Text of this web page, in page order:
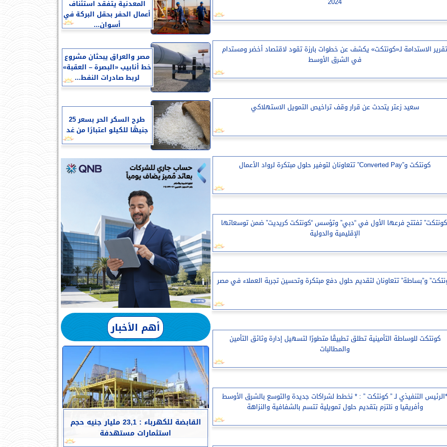
الاستدامة لـ«كونتكت» يكشف عن خطوات بارزة تقود لاقتصاد أخضر ومستدام
في الشرق الأوسط
سعيد زعتر يتحدث عن قرار وقف تراخيص التمويل الاستهلاكي
كونتكت و”Converted Pay” تتعاونان لتوفير حلول مبتكرة لرواد الأعمال
تفتتح فرعها الأول في “دبي” وتؤسس “كونتكت كريديت” ضمن توسعاتها
الإقليمية والدولية
و”بساطة” تتعاونان لتقديم حلول دفع مبتكرة وتحسين تجربة العملاء في مصر
كونتكت للوساطة التأمينية تطلق تطبيقًا متطورًا لتسهيل إدارة وثائق التأمين
والمطالبات
التنفيذي لـ ” كونتكت ” : * نخطط لشراكات جديدة والتوسع بالشرق الأوسط
وأفريقيا و نلتزم بتقديم حلول تمويلية تتسم بالشفافية والنزاهة
المعدنية يتفقد استئناف
أعمال الحفر بحقل البركة في
أسوان...
مصر والعراق يبحثان مشروع
خط أنابيب «البصرة – العقبة»
لربط صادرات النفط...
طرح السكر الحر بسعر 25
جنيهًا للكيلو اعتبارًا من غد
أهم الأخبار
القابضة للكهرباء : 23,1 مليار جنيه حجم
استثمارات مستهدفة